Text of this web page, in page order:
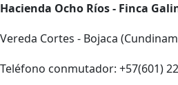
Hacienda Ocho Ríos - Finca
Vereda Cortes - Bojaca
Teléfono conmutador: +57(601)